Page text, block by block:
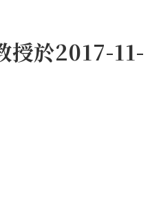
於2017-11-